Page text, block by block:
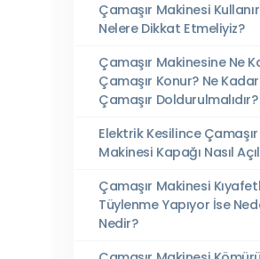
Çamaşır Makinesi
Nelere Dikkat Etmeliyiz?
Çamaşır Makinesine Ne
Çamaşır Konur? Ne Kadar
Çamaşır Doldurulmalıdır?
Elektrik Kesilince Çamaşır
Makinesi Kapağı Nasıl
Çamaşır Makinesi
Tüylenme Yapıyor İse
Nedir?